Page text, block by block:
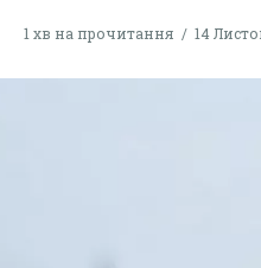
1 хв на прочитання 14